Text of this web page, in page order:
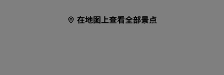
在地图上查看全部景点